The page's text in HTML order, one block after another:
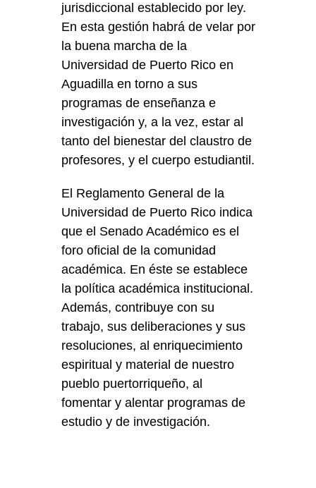
jurisdiccional establecido por ley.
En esta gestión habrá de velar por
la buena marcha de la
Universidad de Puerto Rico en
Aguadilla en torno a sus
programas de enseñanza e
investigación y, a la vez, estar al
tanto del bienestar del claustro de
profesores, y el cuerpo estudiantil.
El Reglamento General de la
Universidad de Puerto Rico indica
que el Senado Académico es el
foro oficial de la comunidad
académica. En éste se establece
la política académica institucional.
Además, contribuye con su
trabajo, sus deliberaciones y sus
resoluciones, al enriquecimiento
espiritual y material de nuestro
pueblo puertorriqueño, al
fomentar y alentar programas de
estudio y de investigación.